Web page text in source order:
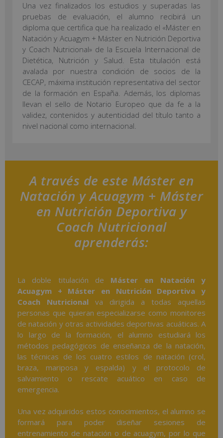
Una vez finalizados los estudios y superadas las
pruebas de evaluación, el alumno recibirá un
diploma que certifica que ha realizado el «Máster en
Natación y Acuagym + Máster en Nutrición Deportiva
y Coach Nutricional» de la Escuela Internacional de
Dietética, Nutrición y Salud. Esta titulación está
avalada por nuestra condición de socios de la
CECAP, máxima institución representativa del sector
de la formación en España. Además, los diplomas
llevan el sello de Notario Europeo que da fe a la
validez, contenidos y autenticidad del título tanto a
nivel nacional como internacional.
A través de este Máster en
Natación y Acuagym + Máster
en Nutrición Deportiva y
Coach Nutricional
aprenderás:
La doble titulación de Máster en Natación y
Acuagym + Máster en Nutrición Deportiva y
Coach Nutricional va dirigida a todas aquellas
personas que quieran especializarse como monitores
de natación y otras actividades deportivas acuáticas. A
lo largo de la formación, el alumno estudiará los
métodos pedagógicos de enseñanza de la natación,
las técnicas de los cuatro estilos de natación (crol,
braza, mariposa y espalda) y el protocolo de
salvamiento o rescate acuático en caso de
emergencia.
Una vez adquiridos estos conocimientos, el alumno se
formará para poder diseñar sesiones de
entrenamiento de natación o de acuagym, por lo que